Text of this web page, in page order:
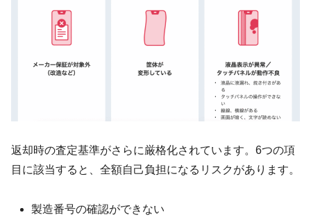
返却時の査定基準がさらに厳格化されています。6つの項
目に該当すると、全額自己負担になるリスクがあります。
製造番号の確認ができない